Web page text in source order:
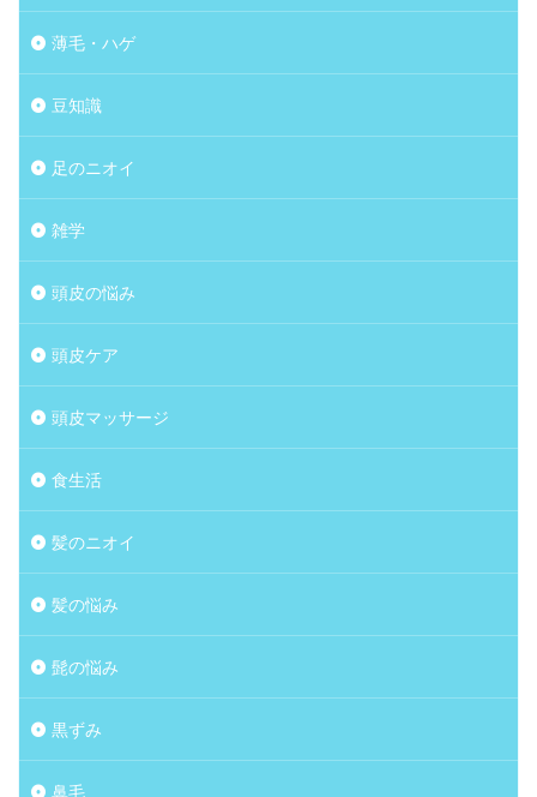
薄毛・ハゲ
豆知識
足のニオイ
雑学
頭皮の悩み
頭皮ケア
頭皮マッサージ
食生活
髪のニオイ
髪の悩み
髭の悩み
黒ずみ
鼻毛